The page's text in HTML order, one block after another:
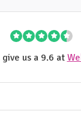
us a 9.6 at